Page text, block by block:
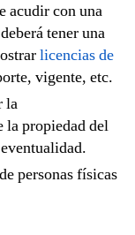
acudir con una
tener una
licencias de
vigente, etc.
la
la propiedad del
personas físicas